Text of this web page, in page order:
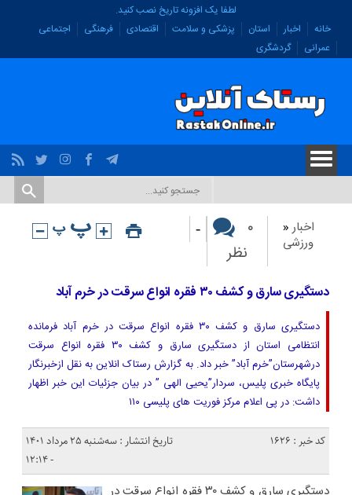
لطفا یک افزونه تاریخ نصب کنید.
خانه
اخبار استان پزشکی و سلامت اقتصادی فرهنگی
اجتماعی
عمرانی
گردشگری
اخبار«
ورزشی
۰
نظر
-
دستگیری سارق و کشف ۳۰ فقره انواع سرقت در خرم آباد
دستگیری سارق و کشف ۳۰ فقره انواع سرقت در خرم آباد فرمانده
انتظامی استان از دستگیری سارق و کشف ۳۰ فقره انواع سرقت
درشهرستان”خرم آباد” خبر داد. به گزارش رستاک انلاین به نقل ازخبرنگار
پایگاه خبری پلیس، سردار”یحیی الهی ” در بیان جزئیات این خبر اظهار
داشت: در پی اعلام مرکز فوریت های پلیسی ۱۱۰
کد خبر : 1626
تاریخ انتشار : سه‌شنبه ۲۵ مرداد ۱۴۰۱
- ۱۲:۱۴